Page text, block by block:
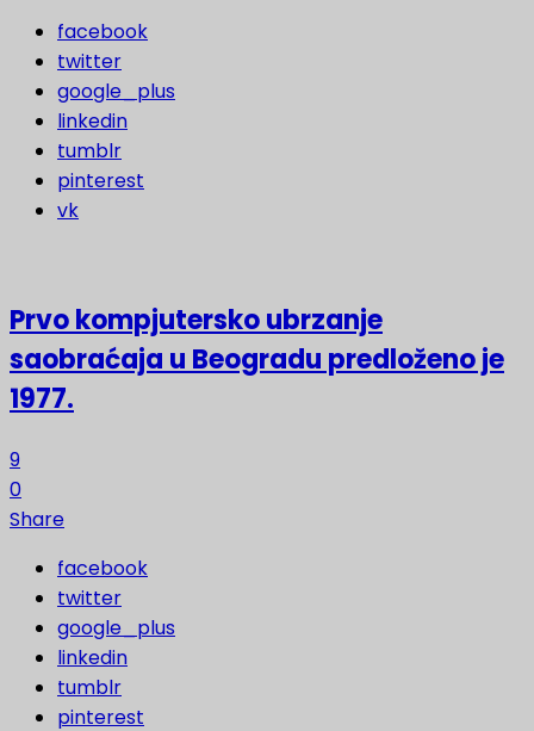
facebook
twitter
google_plus
linkedin
tumblr
pinterest
vk
Prvo kompjutersko ubrzanje
saobraćaja u Beogradu predloženo je
1977.
9
0
Share
facebook
twitter
google_plus
linkedin
tumblr
pinterest